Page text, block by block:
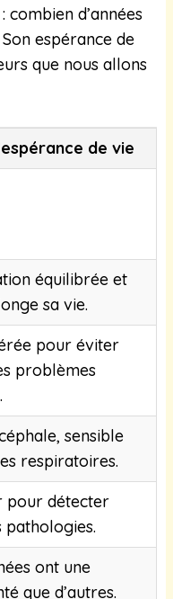
d’années
espérance de
que nous allons
de vie
équilibrée et
sa vie.
pour éviter
problèmes
sensible
respiratoires.
pour détecter
pathologies.
ont une
que d’autres.